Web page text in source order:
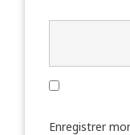
Enregistrer